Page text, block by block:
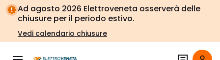
Vai alla
navigazione
Vai
alla
pagina
Ad agosto 2026 Elettroveneta osserverà delle
chiusure per il periodo estivo.
Vedi calendario chiusure